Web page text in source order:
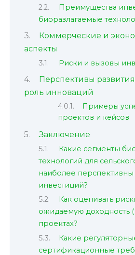
Преимущества
биоразлагаемые
Коммерческие и
аспекты
Риски и вызовы
Перспективы
роль инноваций
Примеры
проектов и кейсов
Заключение
Какие сегменты
технологий для
наиболее перспективны
инвестиций?
Как оценивать
ожидаемую доходность
проектах?
Какие
сертификационные